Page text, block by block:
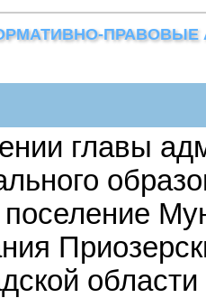
ПРАВОВЫЕ
главы
поселение
области